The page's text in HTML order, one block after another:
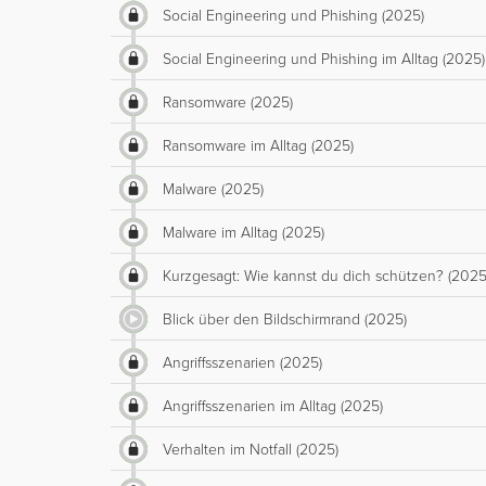
Social Engineering und Phishing (2025)
Social Engineering und Phishing im Alltag (2025)
Ransomware (2025)
Ransomware im Alltag (2025)
Malware (2025)
Malware im Alltag (2025)
Kurzgesagt: Wie kannst du dich schützen?
Blick über den Bildschirmrand (2025)
Angriffsszenarien (2025)
Angriffsszenarien im Alltag (2025)
Verhalten im Notfall (2025)